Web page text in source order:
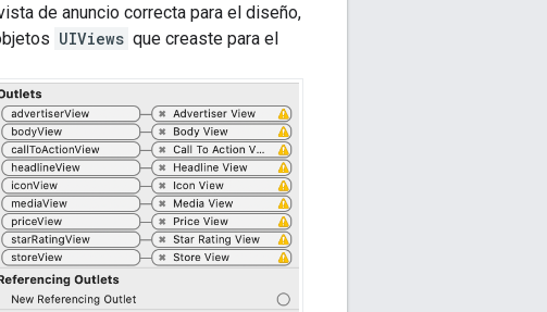
de anuncio correcta para el diseño,
UIViews que creaste para el